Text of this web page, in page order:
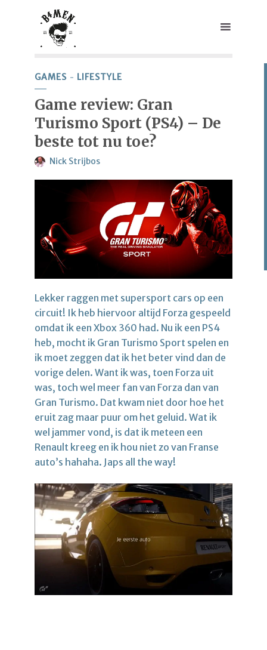
GAMES LIFESTYLE
Game review: Gran
Turismo Sport (PS4) – De
beste tot nu toe?
Nick Strijbos
Lekker raggen met supersport cars op een
circuit! Ik heb hiervoor altijd Forza gespeeld
omdat ik een Xbox 360 had. Nu ik een PS4
heb, mocht ik Gran Turismo Sport spelen en
ik moet zeggen dat ik het beter vind dan de
vorige delen. Want ik was, toen Forza uit
was, toch wel meer fan van Forza dan van
Gran Turismo. Dat kwam niet door hoe het
eruit zag maar puur om het geluid. Wat ik
wel jammer vond, is dat ik meteen een
Renault kreeg en ik hou niet zo van Franse
auto’s hahaha. Japs all the way!